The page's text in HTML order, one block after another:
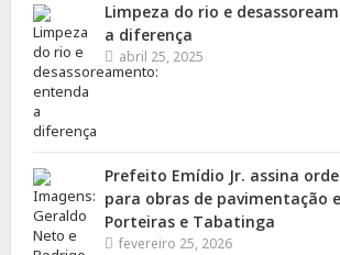
Limpeza do rio e
a diferença
abril 25, 2025
Prefeito Emídio Jr. assina
para obras de pavimentação
Porteiras e Tabatinga
fevereiro 25, 2026